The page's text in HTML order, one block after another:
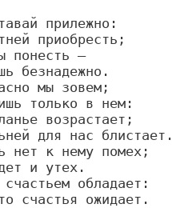
приобресть;
понесть —
безнадежно.
мы зовем;
только в нем:
возрастает;
для нас блистает.
нет к нему помех;
и утех.
обладает:
счастья ожидает.